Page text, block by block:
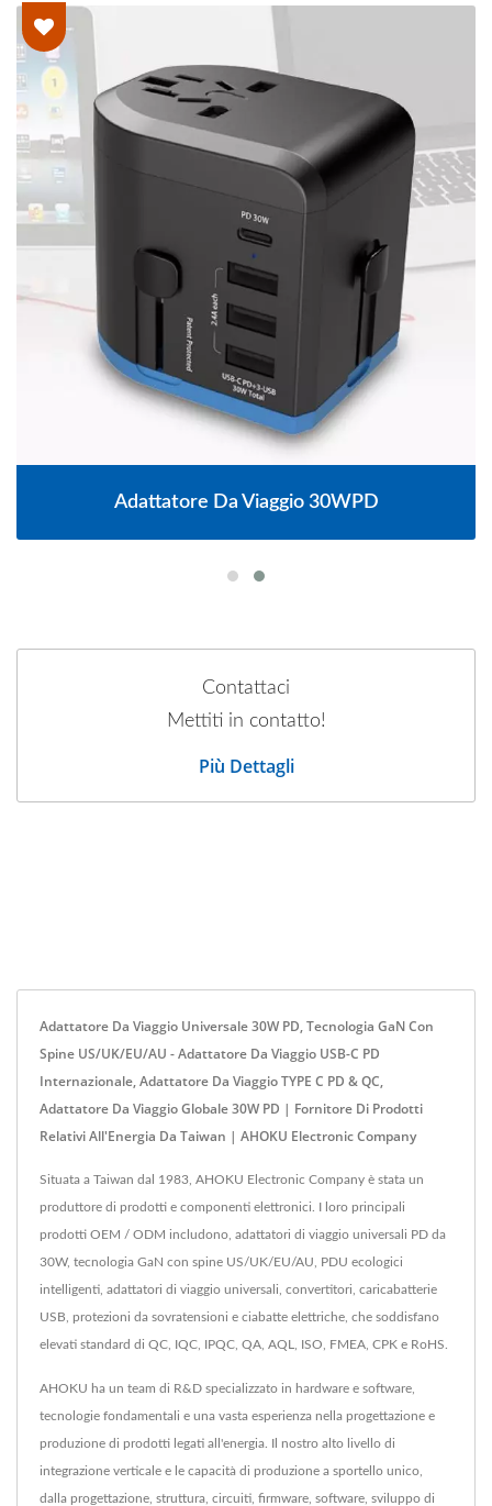
Adattatore Da Viaggio 30WPD
Contattaci
Mettiti in contatto!
Più Dettagli
Adattatore Da Viaggio Universale 30W PD, Tecnologia GaN Con
Spine US/UK/EU/AU - Adattatore Da Viaggio USB-C PD
Internazionale, Adattatore Da Viaggio TYPE C PD & QC,
Adattatore Da Viaggio Globale 30W PD | Fornitore Di Prodotti
Relativi All'Energia Da Taiwan | AHOKU Electronic Company
Situata a Taiwan dal 1983, AHOKU Electronic Company è stata un
produttore di prodotti e componenti elettronici. I loro principali
prodotti OEM / ODM includono, adattatori di viaggio universali PD da
30W, tecnologia GaN con spine US/UK/EU/AU, PDU ecologici
intelligenti, adattatori di viaggio universali, convertitori, caricabatterie
USB, protezioni da sovratensioni e ciabatte elettriche, che soddisfano
elevati standard di QC, IQC, IPQC, QA, AQL, ISO, FMEA, CPK e RoHS.
AHOKU ha un team di R&D specializzato in hardware e software,
tecnologie fondamentali e una vasta esperienza nella progettazione e
produzione di prodotti legati all'energia. Il nostro alto livello di
integrazione verticale e le capacità di produzione a sportello unico,
dalla progettazione, struttura, circuiti, firmware, software, sviluppo di